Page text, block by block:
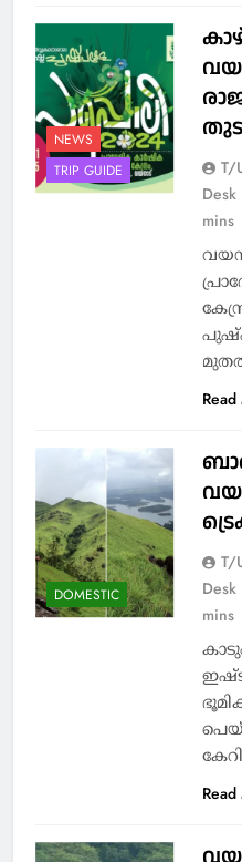
NEWS
TRIP GUIDE
T/
Desk
mins
DOMESTIC
T/
Desk
mins